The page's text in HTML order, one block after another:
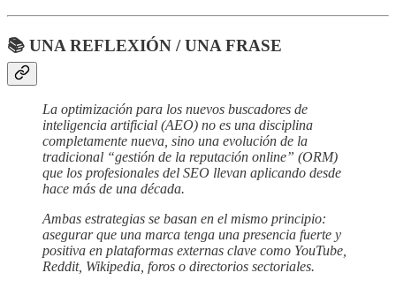
📚 UNA REFLEXIÓN / UNA FRASE
La optimización para los nuevos buscadores de
inteligencia artificial (AEO) no es una disciplina
completamente nueva, sino una evolución de la
tradicional “gestión de la reputación online” (ORM)
que los profesionales del SEO llevan aplicando desde
hace más de una década.
Ambas estrategias se basan en el mismo principio:
asegurar que una marca tenga una presencia fuerte y
positiva en plataformas externas clave como YouTube,
Reddit, Wikipedia, foros o directorios sectoriales.